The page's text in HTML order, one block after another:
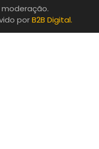
moderação.
porB2B Digital.